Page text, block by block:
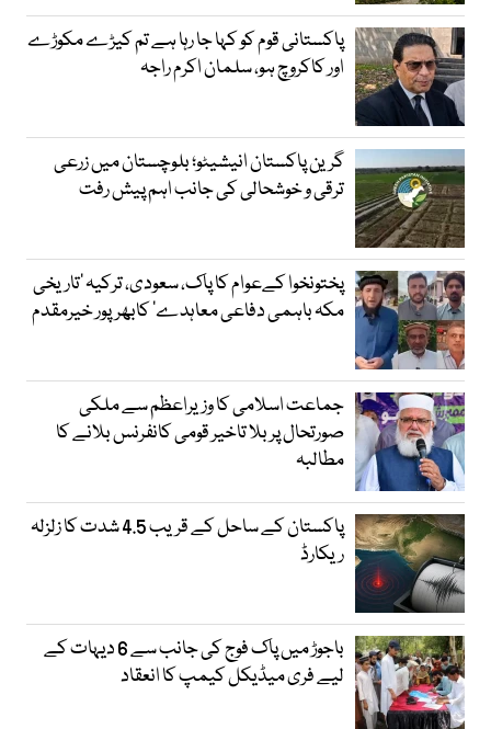
پاکستانی قوم کو کہا جا رہا ہے تم کیڑے مکوڑے
اور کاکروچ ہو، سلمان اکرم راجہ
گرین پاکستان انیشیٹو؛ بلوچستان میں زرعی
ترقی و خوشحالی کی جانب اہم پیش رفت
پختونخوا کےعوام کا پاک، سعودی، ترکیہ ’تاریخی
مکہ باہمی دفاعی معاہدے‘ کابھرپور خیرمقدم
جماعت اسلامی کا وزیراعظم سے ملکی
صورتحال پر بلا تاخیر قومی کانفرنس بلانے کا
مطالبہ
پاکستان کے ساحل کے قریب 4.5 شدت کا زلزلہ
ریکارڈ
باجوڑ میں پاک فوج کی جانب سے 6 دیہات کے
لیے فری میڈیکل کیمپ کا انعقاد